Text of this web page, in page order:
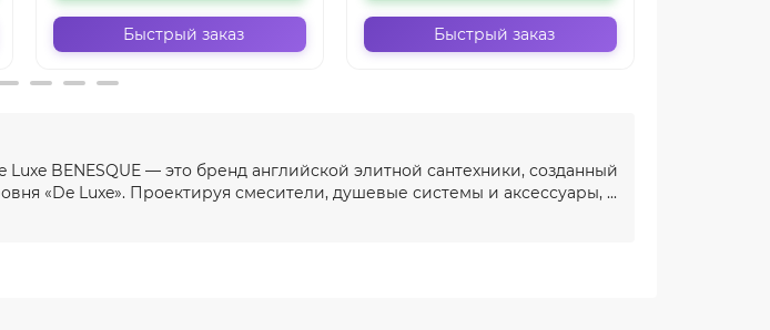
Быстрый заказ Быстрый заказ
Luxe BENESQUE — это бренд английской элитной сантехники, созданный
«De Luxe». Проектируя смесители, душевые системы и аксессуары, ...